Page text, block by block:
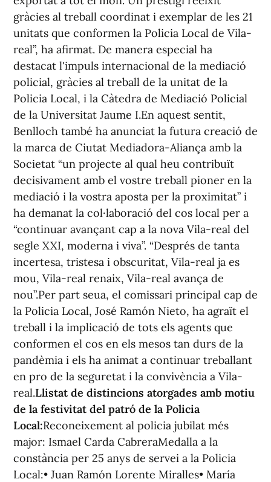
gràcies al treball coordinat i exemplar de les 21
unitats que conformen la Policia Local de Vila-
real”, ha afirmat. De manera especial ha
destacat l'impuls internacional de la mediació
policial, gràcies al treball de la unitat de la
Policia Local, i la Càtedra de Mediació Policial
de la Universitat Jaume I.En aquest sentit,
Benlloch també ha anunciat la futura creació de
la marca de Ciutat Mediadora-Aliança amb la
Societat “un projecte al qual heu contribuït
decisivament amb el vostre treball pioner en la
mediació i la vostra aposta per la proximitat” i
ha demanat la col·laboració del cos local per a
“continuar avançant cap a la nova Vila-real del
segle XXI, moderna i viva”. “Després de tanta
incertesa, tristesa i obscuritat, Vila-real ja es
mou, Vila-real renaix, Vila-real avança de
nou”.Per part seua, el comissari principal cap de
la Policia Local, José Ramón Nieto, ha agraït el
treball i la implicació de tots els agents que
conformen el cos en els mesos tan durs de la
pandèmia i els ha animat a continuar treballant
en pro de la seguretat i la convivència a Vila-
real.Llistat de distincions atorgades amb motiu
de la festivitat del patró de la Policia
Local:Reconeixement al policia jubilat més
major: Ismael Carda CabreraMedalla a la
constància per 25 anys de servei a la Policia
Local:• Juan Ramón Lorente Miralles• María